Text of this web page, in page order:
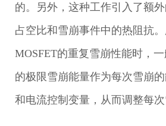
的。另外，这种工作引入了额外
占空比和雪崩事件中的热阻抗
MOSFET的重复雪崩性能时，
的极限雪崩能量作为每次雪崩
和电流控制变量，从而调整每次